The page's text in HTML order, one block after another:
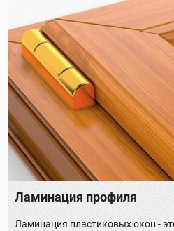
Ламинация профиля
Ламинация пластиковых окон -